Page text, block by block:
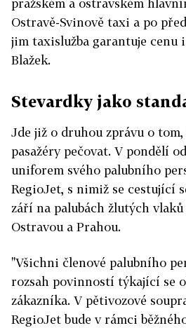
pražském a ostravském
Ostravě-Svinově taxi a po
jim taxislužba garantuje cenu
Blažek.
Stevardky jako
Jde již o druhou zprávu o tom,
pasažéry pečovat. V pondělí
uniforem svého palubního
RegioJet, s nimiž se cestující
září na palubách žlutých
Ostravou a Prahou.
"Všichni členové palubního
rozsah povinností týkající se
zákazníka. V pětivozové
RegioJet bude v rámci